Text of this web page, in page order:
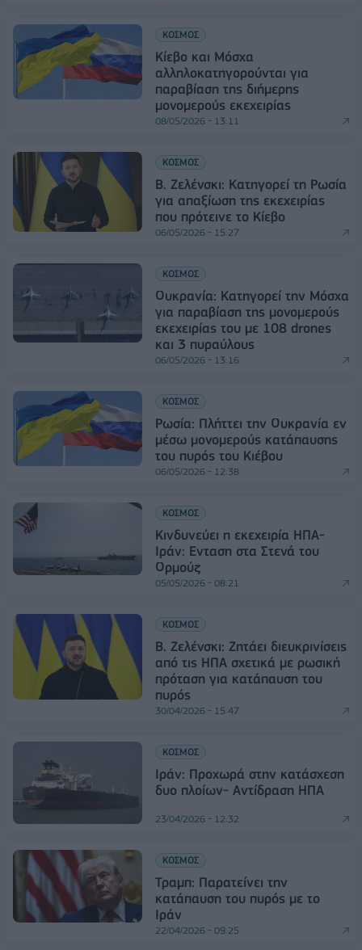
ΚΟΣΜΟΣ
Κίεβο και Μόσχα
αλληλοκατηγορούνται για
παραβίαση της διήμερης
μονομερούς εκεχειρίας
08/05/2026 - 13:11
ΚΟΣΜΟΣ
Β. Ζελένσκι: Κατηγορεί τη Ρωσία
για απαξίωση της εκεχειρίας
που πρότεινε το Κίεβο
06/05/2026 - 15:27
ΚΟΣΜΟΣ
Ουκρανία: Κατηγορεί την Μόσχα
για παραβίαση της μονομερούς
εκεχειρίας του με 108 drones
και 3 πυραύλους
06/05/2026 - 13:16
ΚΟΣΜΟΣ
Ρωσία: Πλήττει την Ουκρανία εν
μέσω μονομερούς κατάπαυσης
του πυρός του Κιέβου
06/05/2026 - 12:38
ΚΟΣΜΟΣ
Κινδυνεύει η εκεχειρία ΗΠΑ-
Ιράν: Ενταση στα Στενά του
Ορμούζ
05/05/2026 - 08:21
ΚΟΣΜΟΣ
Β. Ζελένσκι: Ζητάει διευκρινίσεις
από τις ΗΠΑ σχετικά με ρωσική
πρόταση για κατάπαυση του
πυρός
30/04/2026 - 15:47
ΚΟΣΜΟΣ
Ιράν: Προχωρά στην κατάσχεση
δυο πλοίων- Αντίδραση ΗΠΑ
23/04/2026 - 12:32
ΚΟΣΜΟΣ
Τραμπ: Παρατείνει την
κατάπαυση του πυρός με το
Ιράν
22/04/2026 - 09:25